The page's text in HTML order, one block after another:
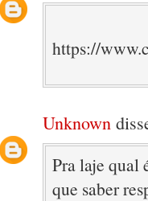
https://
Unknown
Pra laje qual
que saber